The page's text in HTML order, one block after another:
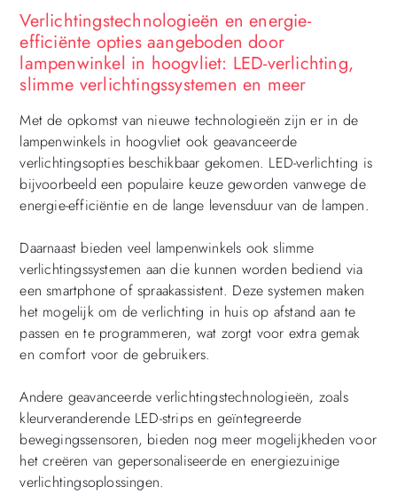
Verlichtingstechnologieën en energie-
efficiënte opties aangeboden door
lampenwinkel in hoogvliet: LED-verlichting,
slimme verlichtingssystemen en meer
Met de opkomst van nieuwe technologieën zijn er in de
lampenwinkels in hoogvliet ook geavanceerde
verlichtingsopties beschikbaar gekomen. LED-verlichting is
bijvoorbeeld een populaire keuze geworden vanwege de
energie-efficiëntie en de lange levensduur van de lampen.
Daarnaast bieden veel lampenwinkels ook slimme
verlichtingssystemen aan die kunnen worden bediend via
een smartphone of spraakassistent. Deze systemen maken
het mogelijk om de verlichting in huis op afstand aan te
passen en te programmeren, wat zorgt voor extra gemak
en comfort voor de gebruikers.
Andere geavanceerde verlichtingstechnologieën, zoals
kleurveranderende LED-strips en geïntegreerde
bewegingssensoren, bieden nog meer mogelijkheden voor
het creëren van gepersonaliseerde en energiezuinige
verlichtingsoplossingen.